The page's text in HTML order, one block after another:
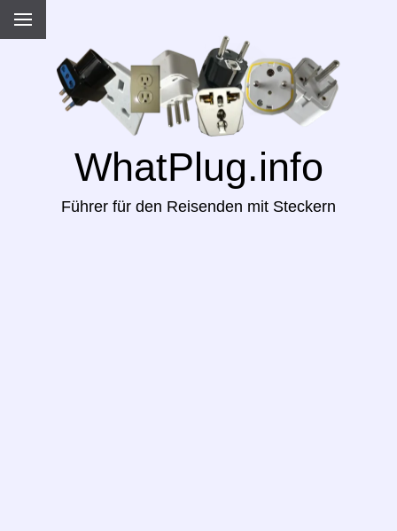
WhatPlug.info
Führer für den Reisenden mit Steckern